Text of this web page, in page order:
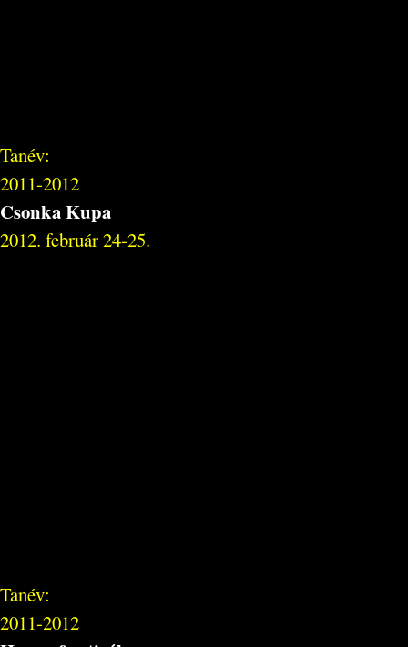
Tanév:
2011-2012
Csonka Kupa
2012. február 24-25.
Tanév:
2011-2012